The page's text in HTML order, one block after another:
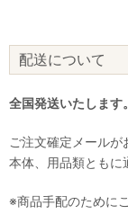
配送について
全国発送いたします
ご注文確定メール
本体、用品類ともに
※商品手配のために